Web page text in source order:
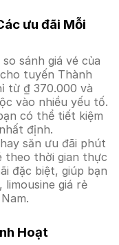
ưu đãi Mỗi
sánh giá vé của
tuyến Thành
từ ₫ 370.000 và
vào nhiều yếu tố.
có thể tiết kiệm
định.
săn ưu đãi phút
theo thời gian thực
đặc biệt, giúp bạn
limousine giá rẻ
Hoạt